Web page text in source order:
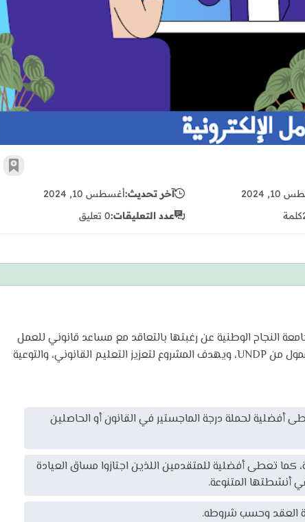
2024 آخر تحديث:أغسطس 10, 2024
كلمة عدد التعليقات:0 تعليق
النجاح الوطنية عن رغبتها بالتعاقد مع مساعد قانوني للعمل
على نظام العقود وذلك من خلال مشروع برنامج سواسية3 الممول من UNDP، ويهدف المشروع لتعزيز التعليم القانوني، والتوعية
لحملة درجة الماجستير في القانون أو ‏الحاصلين
تعطى أفضلية للمتقدمين اللذين اجتازوا مساق العيادة
أنشطتها المتنوعة.
مدة العقد وحسب شروطه.